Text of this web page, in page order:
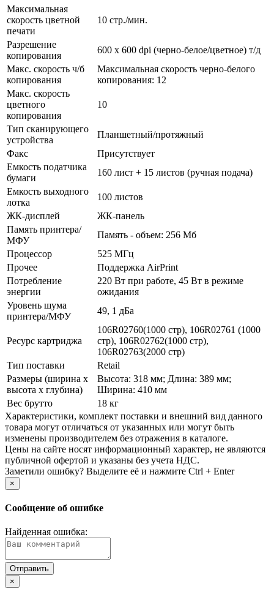
Максимальная
скорость цветной
печати
10 стр./­мин.
Разрешение
копирования
600 х 600 dpi (черно-белое/­цветное) т/­д
Макс. скорость ч/б
копирования
Максимальная скорость черно-белого
копирования: 12
Макс. скорость
цветного
копирования
10
Тип сканирующего
устройства
Планшетный/­протяжный
Факс
Присутствует
Емкость податчика
бумаги
160 лист + 15 листов (ручная подача)
Емкость выходного
лотка
100 листов
ЖК-дисплей
ЖК-панель
Память принтера/
МФУ
Память - объем: 256 Мб
Процессор
525 МГц
Прочее
Поддержка AirPrint
Потребление
энергии
220 Вт при работе, 45 Вт в режиме
ожидания
Уровень шума
принтера/МФУ
49, 1 дБа
Ресурс картриджа
106R02760(1000 стр), 106R02761 (1000
стр), 106R02762(1000 стр),
106R02763(2000 стр)
Тип поставки
Retail
Размеры (ширина х
высота х глубина)
Высота: 318 мм; Длина: 389 мм;
Ширина: 410 мм
Вес брутто
18 кг
Xарактеристики, комплект поставки и внешний вид данного
товара могут отличаться от указанных или могут быть
изменены производителем без отражения в каталоге.
Цены на сайте носят информационный характер, не являются
публичной офертой и указаны без учета НДС.
Заметили ошибку? Выделите её и нажмите Ctrl + Enter
×
Сообщение об ошибке
Найденная ошибка:
×